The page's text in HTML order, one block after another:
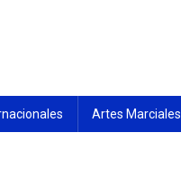
del estado Carabobo
Artes Marciales